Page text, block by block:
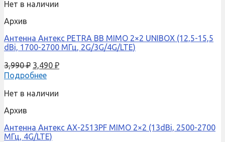
Нет в наличии
Архив
Антенна Антекс PETRA BB MIMO 2×2 UNIBOX (12,5-15,5
dBi, 1700-2700 МГц, 2G/3G/4G/LTE)
3,990₽ 3,490 ₽
Подробнее
Нет в наличии
Архив
Антенна Антекс AX-2513PF MIMO 2×2 (13dBi, 2500-2700
МГц, 4G/LTE)